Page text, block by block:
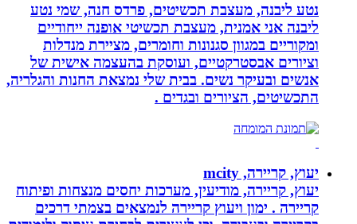
נטע ליבנה, מעצבת תכשיטים, פרדס חנה, שמי נטע
ליבנה אני אמנית, מעצבת תכשיטי אופנה ייחודיים
ומקוריים במגוון סגנונות וחומרים, מציירת מנדלות
וציורים אבסטרקטיים, ועוסקת בהעצמה אישית של
אנשים ובעיקר נשים. בבית שלי נמצאת החנות והגלריה,
התכשיטים, הציורים ובגדים .
יעוץ, קריירה, mcity
יעוץ, קריירה, מודיעין, מערכות יחסים מנצחות ופיתוח
קריירה . ימון ויעוץ קריירה לנמצאים בצמתי דרכים